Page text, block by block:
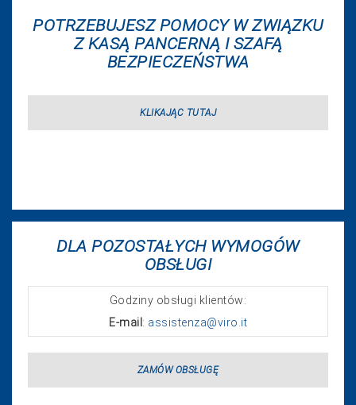
POTRZEBUJESZ POMOCY W ZWIĄZKU
Z KASĄ PANCERNĄ I SZAFĄ
BEZPIECZEŃSTWA
KLIKAJĄC TUTAJ
DLA POZOSTAŁYCH WYMOGÓW
OBSŁUGI
Godziny obsługi klientów:
E-mail : assistenza@viro.it
ZAMÓW OBSŁUGĘ